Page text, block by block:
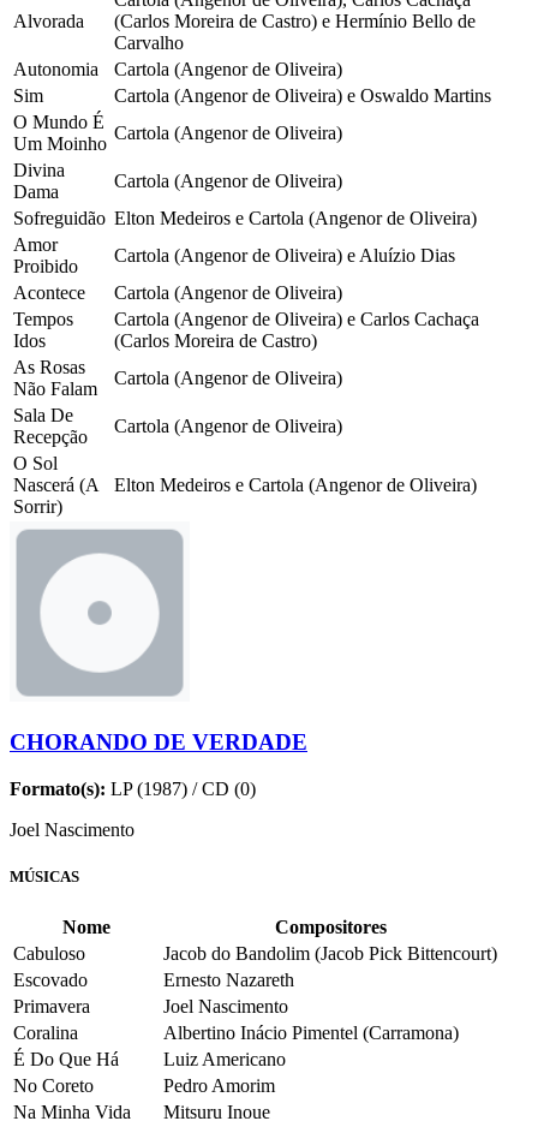
Alvorada
(Carlos Moreira de Castro) e Hermínio Bello de
Carvalho
Autonomia
Cartola (Angenor de Oliveira)
Sim
Cartola (Angenor de Oliveira) e Oswaldo Martins
O Mundo É
Um Moinho
Cartola (Angenor de Oliveira)
Divina
Dama
Cartola (Angenor de Oliveira)
Sofreguidão Elton Medeiros e Cartola (Angenor de Oliveira)
Amor
Proibido
Cartola (Angenor de Oliveira) e Aluízio Dias
Acontece
Cartola (Angenor de Oliveira)
Tempos
Idos
Cartola (Angenor de Oliveira) e Carlos Cachaça
(Carlos Moreira de Castro)
As Rosas
Não Falam
Cartola (Angenor de Oliveira)
Sala De
Recepção
Cartola (Angenor de Oliveira)
O Sol
Nascerá (A
Sorrir)
Elton Medeiros e Cartola (Angenor de Oliveira)
CHORANDO DE VERDADE
Formato(s): LP (1987) / CD (0)
Joel Nascimento
MÚSICAS
Nome
Compositores
Cabuloso
Jacob do Bandolim (Jacob Pick Bittencourt)
Escovado
Ernesto Nazareth
Primavera
Joel Nascimento
Coralina
Albertino Inácio Pimentel (Carramona)
É Do Que Há
Luiz Americano
No Coreto
Pedro Amorim
Na Minha Vida
Mitsuru Inoue